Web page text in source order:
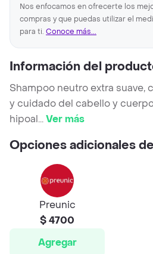
Nos enfocamos en ofrecerte los
compras y que puedas utilizar el
para ti. Conoce más...
Información del
Shampoo neutro extra suave,
y cuidado del cabello y
hipoal...Ver más
Opciones adicionales
Preunic
$ 4700
Agregar